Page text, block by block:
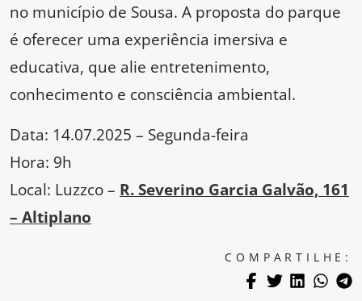
no município de Sousa. A proposta do parque
é oferecer uma experiência imersiva e
educativa, que alie entretenimento,
conhecimento e consciência ambiental.
Data: 14.07.2025 – Segunda-feira
Hora: 9h
Local: Luzzco – R. Severino Garcia Galvão, 161
– Altiplano
COMPARTILHE: